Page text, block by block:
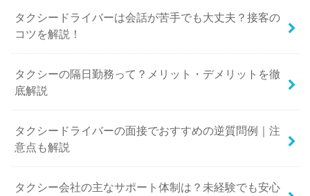
タクシードライバーは会話が苦手でも大丈夫？接客の
コツを解説！
タクシーの隔日勤務って？メリット・デメリットを徹
底解説
タクシードライバーの面接でおすすめの逆質問例｜注
意点も解説
タクシー会社の主なサポート体制は？未経験でも安心